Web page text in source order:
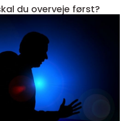
du overveje først?